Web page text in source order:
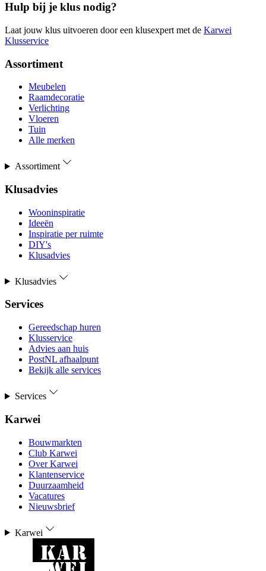
Hulp bij je klus nodig?
Laat jouw klus uitvoeren door een klusexpert met de Karwei
Klusservice
Assortiment
Meubelen
Raamdecoratie
Verlichting
Vloeren
Tuin
Alle merken
Assortiment
Klusadvies
Wooninspiratie
Ideeën
Inspiratie per ruimte
DIY's
Klusadvies
Klusadvies
Services
Gereedschap huren
Klusservice
Advies aan huis
PostNL afhaalpunt
Bekijk alle services
Services
Karwei
Bouwmarkten
Club Karwei
Over Karwei
Klantenservice
Duurzaamheid
Vacatures
Nieuwsbrief
Karwei